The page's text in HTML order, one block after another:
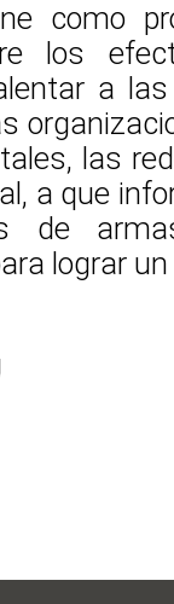
como
los
a
las
a que
de
lograr